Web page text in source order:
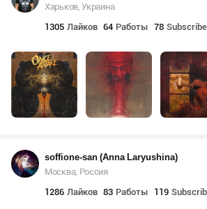
Харьков, Украина
1305 Лайков 64 Работы 78
soffione-san (Anna Laryushina)
Москва, Россия
1286 Лайков 83 Работы 119